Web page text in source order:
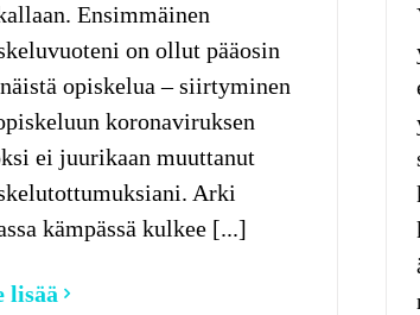
Ensimmäinen
on ollut pääosin
opiskelua – siirtyminen
koronaviruksen
ei juurikaan muuttanut
Arki
kämpässä kulkee [...]
lisää